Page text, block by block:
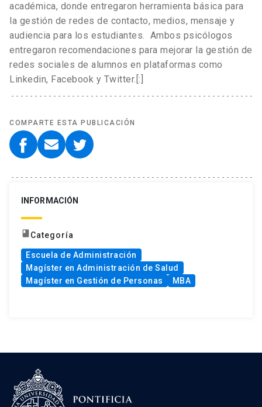
académica, donde entregaron herramienta básica para
la gestión de redes de contacto, medios, mensaje y
audiencia para los estudiantes. Ambos psicólogos
entregaron recomendaciones para mejorar la gestión de
redes sociales de alumnos en plataformas como
Linkedin, Facebook y Twitter.[:]
COMPARTE ESTA PUBLICACIÓN
INFORMACIÓN
book Categoría
Escuela de Administración
Magíster en Administración de Salud
Magíster en Gestión de Personas
MBA